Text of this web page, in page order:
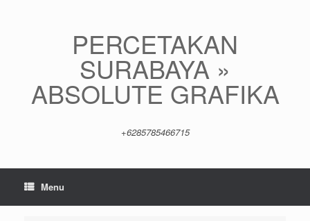
PERCETAKAN
SURABAYA »
ABSOLUTE GRAFIKA
+6285785466715
Menu